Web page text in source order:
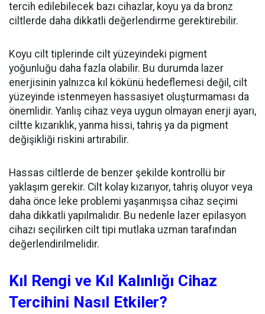
tercih edilebilecek bazı cihazlar, koyu ya da bronz
ciltlerde daha dikkatli değerlendirme gerektirebilir.
Koyu cilt tiplerinde cilt yüzeyindeki pigment
yoğunluğu daha fazla olabilir. Bu durumda lazer
enerjisinin yalnızca kıl kökünü hedeflemesi değil, cilt
yüzeyinde istenmeyen hassasiyet oluşturmaması da
önemlidir. Yanlış cihaz veya uygun olmayan enerji ayarı,
ciltte kızarıklık, yanma hissi, tahriş ya da pigment
değişikliği riskini artırabilir.
Hassas ciltlerde de benzer şekilde kontrollü bir
yaklaşım gerekir. Cilt kolay kızarıyor, tahriş oluyor veya
daha önce leke problemi yaşanmışsa cihaz seçimi
daha dikkatli yapılmalıdır. Bu nedenle lazer epilasyon
cihazı seçilirken cilt tipi mutlaka uzman tarafından
değerlendirilmelidir.
Kıl Rengi ve Kıl Kalınlığı Cihaz
Tercihini Nasıl Etkiler?